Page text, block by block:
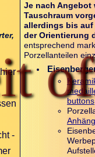
-
Je nach Angebot
Tauschraum
allerdings bis auf
der Orientierung
entsprechend
Porzellanteilen
buttons